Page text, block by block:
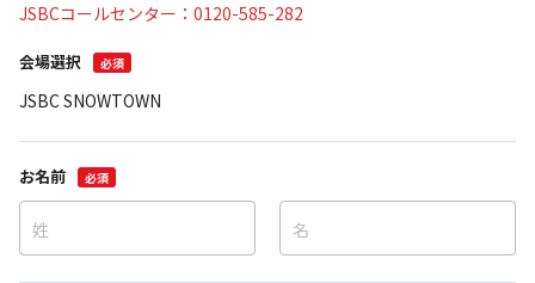
JSBCコールセンター： 0120-585-282
会場選択 必須
JSBC SNOWTOWN
お名前 必須